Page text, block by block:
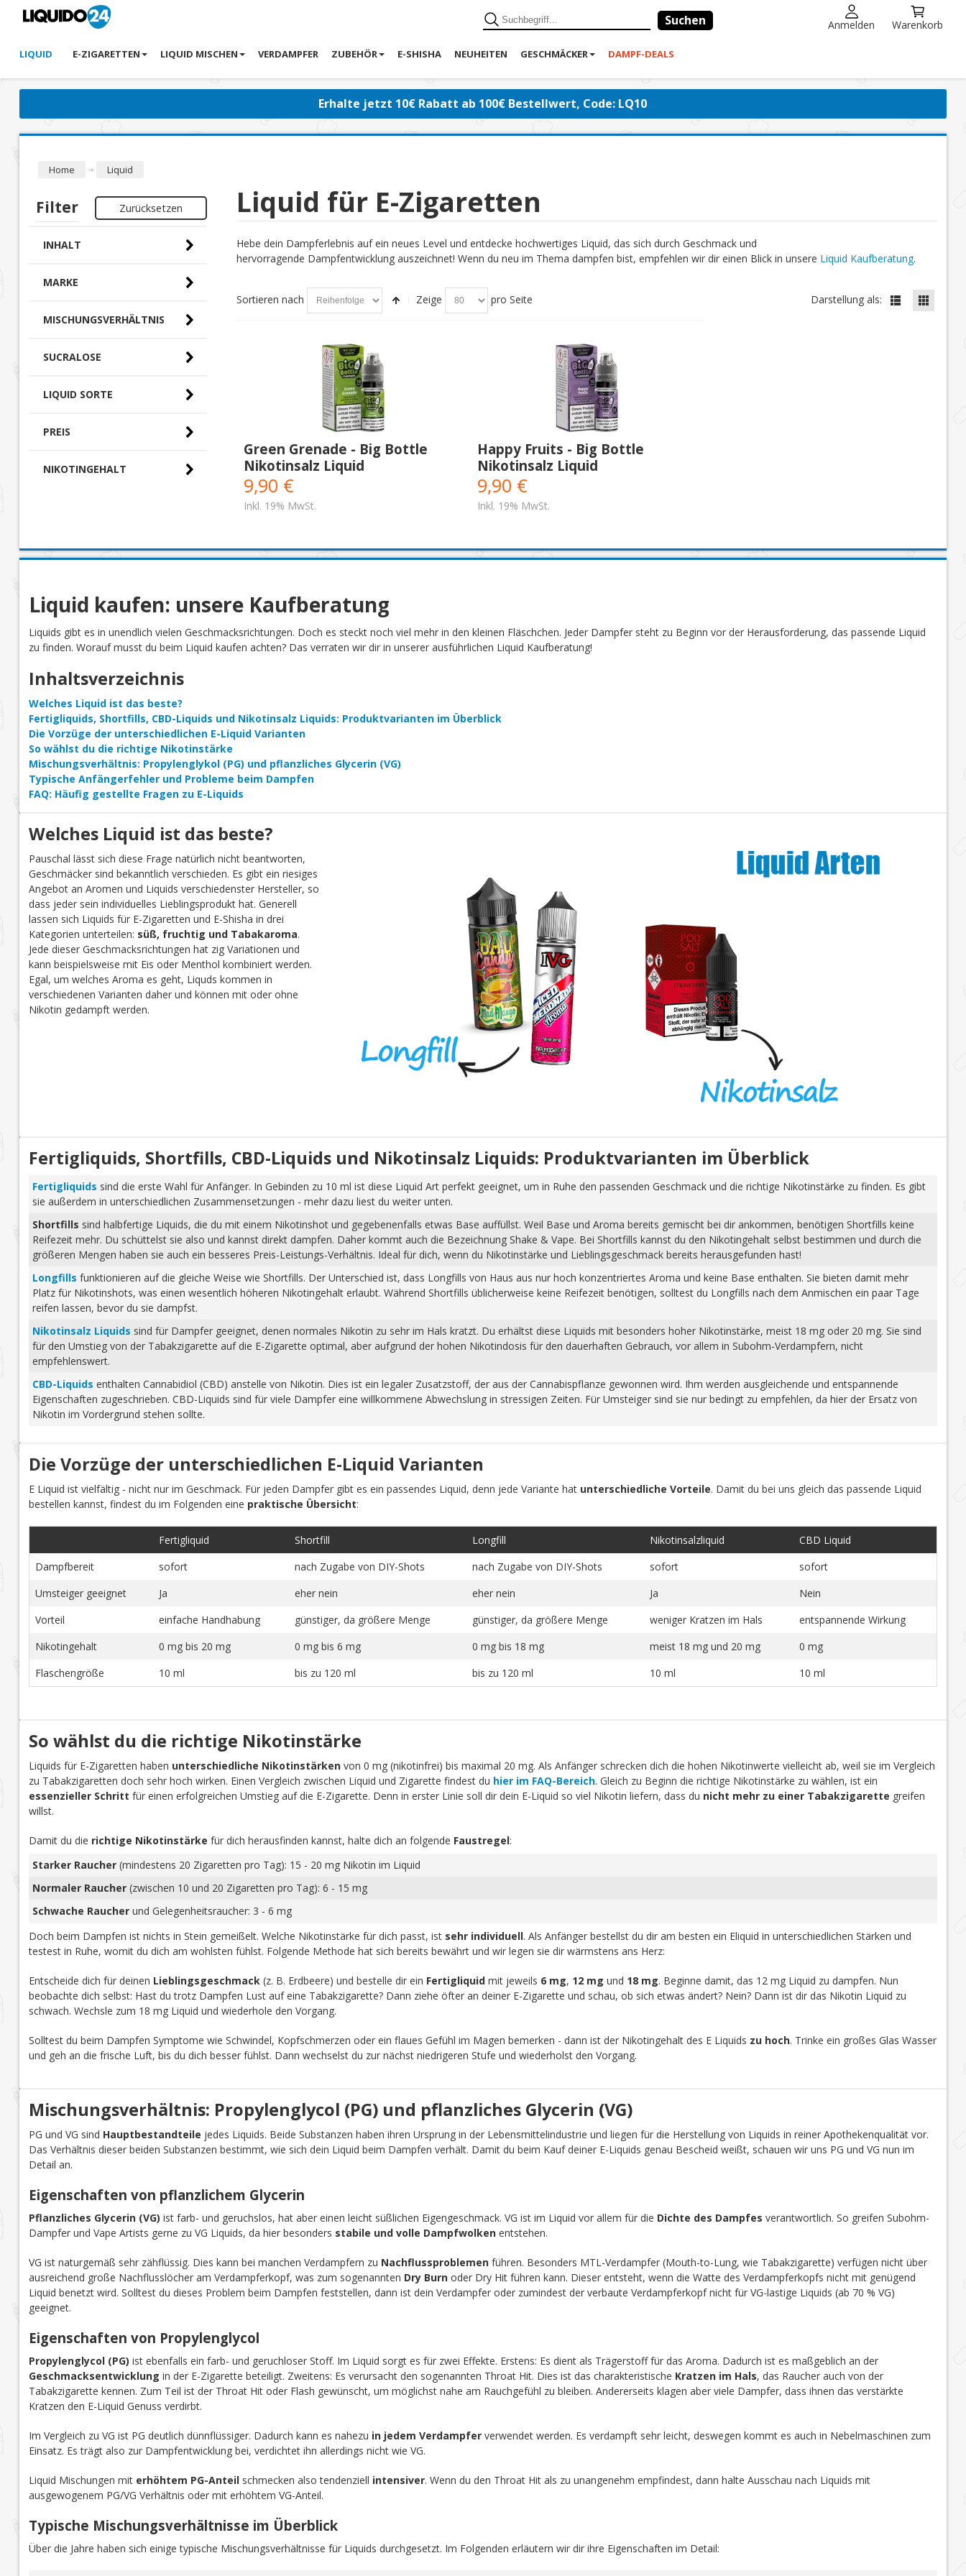
Suchen Anmelden Warenkorb
LIQUID E-ZIGARETTEN LIQUID MISCHEN VERDAMPFER ZUBEHÖR E-SHISHA NEUHEITEN GESCHMÄCKER DAMPF-DEALS
Erhalte jetzt 10€ Rabatt ab 100€ Bestellwert, Code: LQ10
Home Liquid
Liquid für E-Zigaretten
Hebe dein Dampferlebnis auf ein neues Level und entdecke hochwertiges Liquid, das sich durch Geschmack und
hervorragende Dampfentwicklung auszeichnet! Wenn du neu im Thema dampfen bist, empfehlen wir dir einen Blick in unsere Liquid Kaufberatung.
Sortieren nach Zeige pro Seite Darstellung als:
Green Grenade - Big Bottle
Nikotinsalz Liquid
9,90 €
Inkl. 19% MwSt.
Happy Fruits - Big Bottle
Nikotinsalz Liquid
9,90 €
Inkl. 19% MwSt.
Filter Zurücksetzen
INHALT
MARKE
MISCHUNGSVERHÄLTNIS
SUCRALOSE
LIQUID SORTE
PREIS
0,00 € - 10,00 €
NIKOTINGEHALT
Liquid kaufen: unsere Kaufberatung
Liquids gibt es in unendlich vielen Geschmacksrichtungen. Doch es steckt noch viel mehr in den kleinen Fläschchen. Jeder Dampfer steht zu Beginn vor der Herausforderung, das passende Liquid
zu finden. Worauf musst du beim Liquid kaufen achten? Das verraten wir dir in unserer ausführlichen Liquid Kaufberatung!
Inhaltsverzeichnis
Welches Liquid ist das beste?
Fertigliquids, Shortfills, CBD-Liquids und Nikotinsalz Liquids: Produktvarianten im Überblick
Die Vorzüge der unterschiedlichen E-Liquid Varianten
So wählst du die richtige Nikotinstärke
Mischungsverhältnis: Propylenglykol (PG) und pflanzliches Glycerin (VG)
Typische Anfängerfehler und Probleme beim Dampfen
FAQ: Häufig gestellte Fragen zu E-Liquids
Welches Liquid ist das beste?
Pauschal lässt sich diese Frage natürlich nicht beantworten,
Geschmäcker sind bekanntlich verschieden. Es gibt ein riesiges
Angebot an Aromen und Liquids verschiedenster Hersteller, so
dass jeder sein individuelles Lieblingsprodukt hat. Generell
lassen sich Liquids für E-Zigaretten und E-Shisha in drei
Kategorien unterteilen: süß, fruchtig und Tabakaroma.
Jede dieser Geschmacksrichtungen hat zig Variationen und
kann beispielsweise mit Eis oder Menthol kombiniert werden.
Egal, um welches Aroma es geht, Liquds kommen in
verschiedenen Varianten daher und können mit oder ohne
Nikotin gedampft werden.
Fertigliquids, Shortfills, CBD-Liquids und Nikotinsalz Liquids: Produktvarianten im Überblick
Fertigliquids sind die erste Wahl für Anfänger. In Gebinden zu 10 ml ist diese Liquid Art perfekt geeignet, um in Ruhe den passenden Geschmack und die richtige Nikotinstärke zu finden. Es gibt
sie außerdem in unterschiedlichen Zusammensetzungen - mehr dazu liest du weiter unten.
Shortfills sind halbfertige Liquids, die du mit einem Nikotinshot und gegebenenfalls etwas Base auffüllst. Weil Base und Aroma bereits gemischt bei dir ankommen, benötigen Shortfills keine
Reifezeit mehr. Du schüttelst sie also und kannst direkt dampfen. Daher kommt auch die Bezeichnung Shake & Vape. Bei Shortfills kannst du den Nikotingehalt selbst bestimmen und durch die
größeren Mengen haben sie auch ein besseres Preis-Leistungs-Verhältnis. Ideal für dich, wenn du Nikotinstärke und Lieblingsgeschmack bereits herausgefunden hast!
Longfills funktionieren auf die gleiche Weise wie Shortfills. Der Unterschied ist, dass Longfills von Haus aus nur hoch konzentriertes Aroma und keine Base enthalten. Sie bieten damit mehr
Platz für Nikotinshots, was einen wesentlich höheren Nikotingehalt erlaubt. Während Shortfills üblicherweise keine Reifezeit benötigen, solltest du Longfills nach dem Anmischen ein paar Tage
reifen lassen, bevor du sie dampfst.
Nikotinsalz Liquids sind für Dampfer geeignet, denen normales Nikotin zu sehr im Hals kratzt. Du erhältst diese Liquids mit besonders hoher Nikotinstärke, meist 18 mg oder 20 mg. Sie sind
für den Umstieg von der Tabakzigarette auf die E-Zigarette optimal, aber aufgrund der hohen Nikotindosis für den dauerhaften Gebrauch, vor allem in Subohm-Verdampfern, nicht
empfehlenswert.
CBD-Liquids enthalten Cannabidiol (CBD) anstelle von Nikotin. Dies ist ein legaler Zusatzstoff, der aus der Cannabispflanze gewonnen wird. Ihm werden ausgleichende und entspannende
Eigenschaften zugeschrieben. CBD-Liquids sind für viele Dampfer eine willkommene Abwechslung in stressigen Zeiten. Für Umsteiger sind sie nur bedingt zu empfehlen, da hier der Ersatz von
Nikotin im Vordergrund stehen sollte.
Die Vorzüge der unterschiedlichen E-Liquid Varianten
E Liquid ist vielfältig - nicht nur im Geschmack. Für jeden Dampfer gibt es ein passendes Liquid, denn jede Variante hat unterschiedliche Vorteile. Damit du bei uns gleich das passende Liquid
bestellen kannst, findest du im Folgenden eine praktische Übersicht:
Fertigliquid Shortfill Longfill Nikotinsalzliquid
CBD Liquid
Dampfbereit
sofort nach Zugabe von DIY-Shots nach Zugabe von DIY-Shots sofort
sofort
Umsteiger geeignet
Ja eher nein eher nein Ja
Nein
Vorteil
einfache Handhabung günstiger, da größere Menge günstiger, da größere Menge weniger Kratzen im Hals
entspannende Wirkung
Nikotingehalt
0 mg bis 20 mg 0 mg bis 6 mg 0 mg bis 18 mg meist 18 mg und 20 mg
0 mg
Flaschengröße
10 ml bis zu 120 ml bis zu 120 ml 10 ml 10 ml
So wählst du die richtige Nikotinstärke
Liquids für E-Zigaretten haben unterschiedliche Nikotinstärkenvon 0 mg (nikotinfrei) bis maximal 20 mg. Als Anfänger schrecken dich die hohen Nikotinwerte vielleicht ab, weil sie im Vergleich
zu Tabakzigaretten doch sehr hoch wirken. Einen Vergleich zwischen Liquid und Zigarette findest du hier im FAQ-Bereich. Gleich zu Beginn die richtige Nikotinstärke zu wählen, ist ein
essenzieller Schritt für einen erfolgreichen Umstieg auf die E-Zigarette. Denn in erster Linie soll dir dein E-Liquid so viel Nikotin liefern, dass du nicht mehr zu einer Tabakzigarette greifen
willst.
Damit du die richtige Nikotinstärke für dich herausfinden kannst, halte dich an folgende Faustregel:
Starker Raucher(mindestens 20 Zigaretten pro Tag): 15 - 20 mg Nikotin im Liquid
Normaler Raucher(zwischen 10 und 20 Zigaretten pro Tag): 6 - 15 mg
Schwache Raucherund Gelegenheitsraucher: 3 - 6 mg
Doch beim Dampfen ist nichts in Stein gemeißelt. Welche Nikotinstärke für dich passt, ist sehr individuell. Als Anfänger bestellst du dir am besten ein Eliquid in unterschiedlichen Stärken und
testest in Ruhe, womit du dich am wohlsten fühlst. Folgende Methode hat sich bereits bewährt und wir legen sie dir wärmstens ans Herz:
Entscheide dich für deinen Lieblingsgeschmack(z. B. Erdbeere) und bestelle dir ein Fertigliquidmit jeweils 6 mg, 12 mg und 18 mg. Beginne damit, das 12 mg Liquid zu dampfen. Nun
beobachte dich selbst: Hast du trotz Dampfen Lust auf eine Tabakzigarette? Dann ziehe öfter an deiner E-Zigarette und schau, ob sich etwas ändert? Nein? Dann ist dir das Nikotin Liquid zu
schwach. Wechsle zum 18 mg Liquid und wiederhole den Vorgang.
Solltest du beim Dampfen Symptome wie Schwindel, Kopfschmerzen oder ein flaues Gefühl im Magen bemerken - dann ist der Nikotingehalt des E Liquids zu hoch. Trinke ein großes Glas Wasser
und geh an die frische Luft, bis du dich besser fühlst. Dann wechselst du zur nächst niedrigeren Stufe und wiederholst den Vorgang.
Mischungsverhältnis: Propylenglycol (PG) und pflanzliches Glycerin (VG)
PG und VG sind Hauptbestandteile jedes Liquids. Beide Substanzen haben ihren Ursprung in der Lebensmittelindustrie und liegen für die Herstellung von Liquids in reiner Apothekenqualität vor.
Das Verhältnis dieser beiden Substanzen bestimmt, wie sich dein Liquid beim Dampfen verhält. Damit du beim Kauf deiner E-Liquids genau Bescheid weißt, schauen wir uns PG und VG nun im
Detail an.
Eigenschaften von pflanzlichem Glycerin
Pflanzliches Glycerin (VG) ist farb- und geruchslos, hat aber einen leicht süßlichen Eigengeschmack. VG ist im Liquid vor allem für die Dichte des Dampfes verantwortlich. So greifen Subohm-
Dampfer und Vape Artists gerne zu VG Liquids, da hier besonders stabile und volle Dampfwolkenentstehen.
VG ist naturgemäß sehr zähflüssig. Dies kann bei manchen Verdampfern zu Nachflussproblemenführen. Besonders MTL-Verdampfer (Mouth-to-Lung, wie Tabakzigarette) verfügen nicht über
ausreichend große Nachflusslöcher am Verdampferkopf, was zum sogenannten Dry Burnoder Dry Hit führen kann. Dieser entsteht, wenn die Watte des Verdampferkopfs nicht mit genügend
Liquid benetzt wird. Solltest du dieses Problem beim Dampfen feststellen, dann ist dein Verdampfer oder zumindest der verbaute Verdampferkopf nicht für VG-lastige Liquids (ab 70 % VG)
geeignet.
Eigenschaften von Propylenglycol
Propylenglycol (PG) ist ebenfalls ein farb- und geruchloser Stoff. Im Liquid sorgt es für zwei Effekte. Erstens: Es dient als Trägerstoff für das Aroma. Dadurch ist es maßgeblich an der
Geschmacksentwicklung in der E-Zigarette beteiligt. Zweitens: Es verursacht den sogenannten Throat Hit. Dies ist das charakteristische Kratzen im Hals, das Raucher auch von der
Tabakzigarette kennen. Zum Teil ist der Throat Hit oder Flash gewünscht, um möglichst nahe am Rauchgefühl zu bleiben. Andererseits klagen aber viele Dampfer, dass ihnen das verstärkte
Kratzen den E-Liquid Genuss verdirbt.
Im Vergleich zu VG ist PG deutlich dünnflüssiger. Dadurch kann es nahezu in jedem Verdampferverwendet werden. Es verdampft sehr leicht, deswegen kommt es auch in Nebelmaschinen zum
Einsatz. Es trägt also zur Dampfentwicklung bei, verdichtet ihn allerdings nicht wie VG.
Liquid Mischungen mit erhöhtem PG-Anteilschmecken also tendenziell intensiver. Wenn du den Throat Hit als zu unangenehm empfindest, dann halte Ausschau nach Liquids mit
ausgewogenem PG/VG Verhältnis oder mit erhöhtem VG-Anteil.
Typische Mischungsverhältnisse im Überblick
Über die Jahre haben sich einige typische Mischungsverhältnisse für Liquids durchgesetzt. Im Folgenden erläutern wir dir ihre Eigenschaften im Detail: